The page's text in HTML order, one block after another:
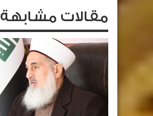
مقالات مشابهة